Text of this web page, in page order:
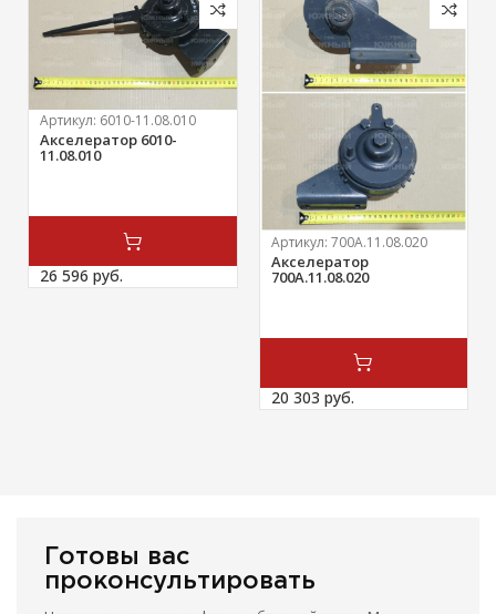
Артикул: 6010-11.08.010
Акселератор 6010-
11.08.010
26 596 руб.
Артикул: 700А.11.08.020
Акселератор
700А.11.08.020
20 303 руб.
Готовы вас
проконсультировать